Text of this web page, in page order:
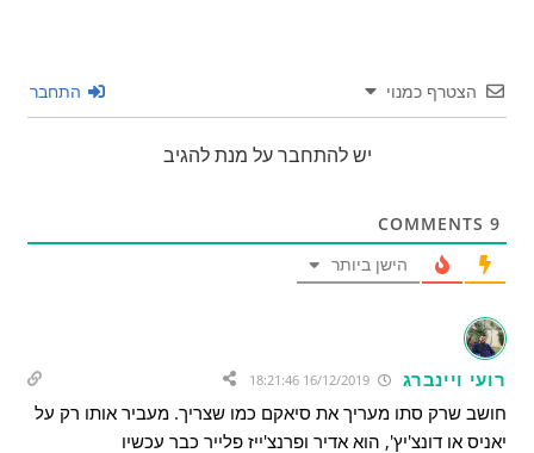
הצטרף כמנוי התחבר
יש להתחבר על מנת להגיב
9
הישן ביותר
רועי ויינברג
חושב שרק סתו מעריך את סיאקם כמו שצריך. מעביר אותו רק על
יאניס או דונצ'יץ', הוא אדיר ופרנצ'ייז פלייר כבר עכשיו